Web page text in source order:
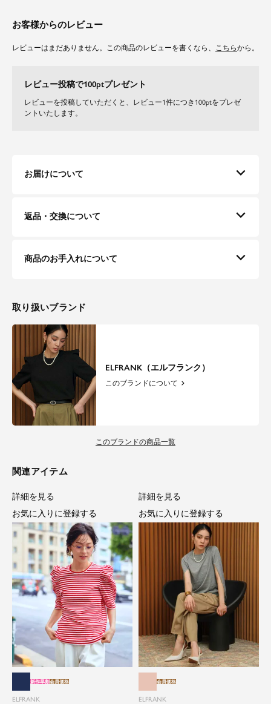
高級感のあるケミカルレースを使用しています。
ます。
お客様からのレビュー
レビューはまだありません。この商品のレビューを書くなら、 こちらから。
レビュー投稿で100ptプレゼント
レビューを投稿していただくと、レビュー1件につき100ptをプレゼ
ントいたします。
お届けについて
返品・交換について
商品のお手入れについて
取り扱いブランド
ELFRANK（エルフランク）
このブランドについて
このブランドの商品一覧
関連アイテム
ELFRANK
新作早割会員価格
詳細を見る
お気に入りに登録する
ELFRANK
会員価格
詳細を見る
お気に入りに登録する